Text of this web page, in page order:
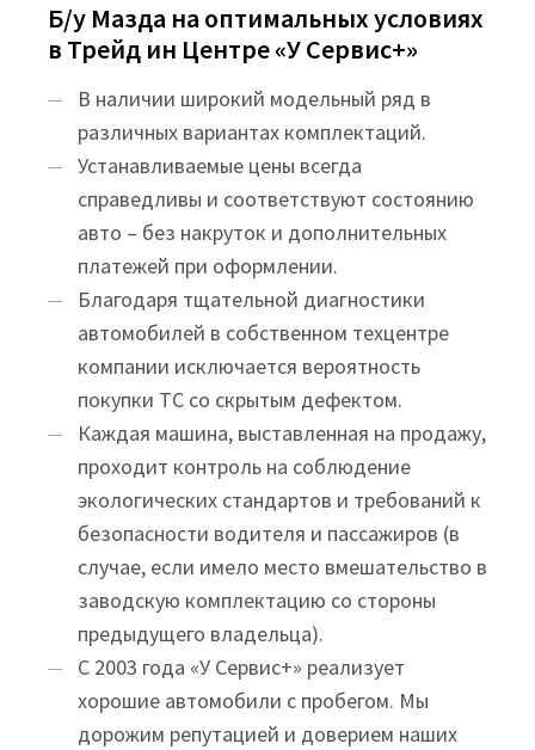
Б/у Мазда на оптимальных условиях
в Трейд ин Центре «У Сервис+»
В наличии широкий модельный ряд в
различных вариантах комплектаций.
Устанавливаемые цены всегда
справедливы и соответствуют состоянию
авто – без накруток и дополнительных
платежей при оформлении.
Благодаря тщательной диагностики
автомобилей в собственном техцентре
компании исключается вероятность
покупки ТС со скрытым дефектом.
Каждая машина, выставленная на продажу,
проходит контроль на соблюдение
экологических стандартов и требований к
безопасности водителя и пассажиров (в
случае, если имело место вмешательство в
заводскую комплектацию со стороны
предыдущего владельца).
С 2003 года «У Сервис+» реализует
хорошие автомобили с пробегом. Мы
дорожим репутацией и доверием наших